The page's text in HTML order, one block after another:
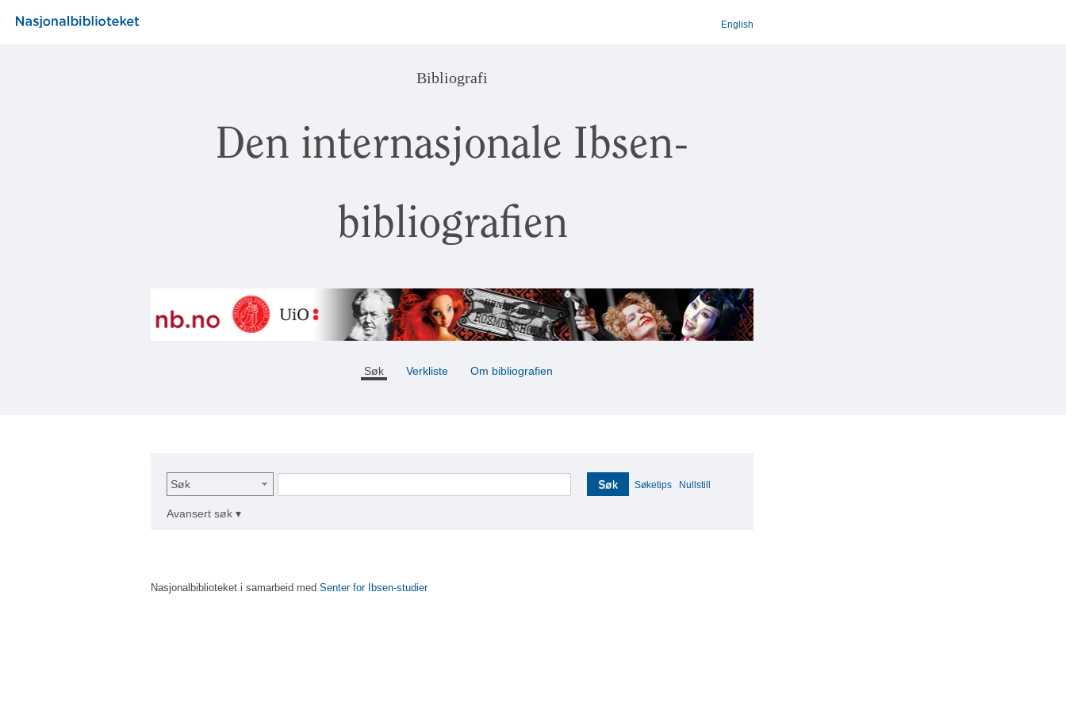
English
Bibliografi
Den internasjonale Ibsen-
bibliografien
Søk Verkliste Om bibliografien
Søk Søk Søketips Nullstill
Avansert søk ▾
Nasjonalbiblioteket i samarbeid med Senter for Ibsen-studier